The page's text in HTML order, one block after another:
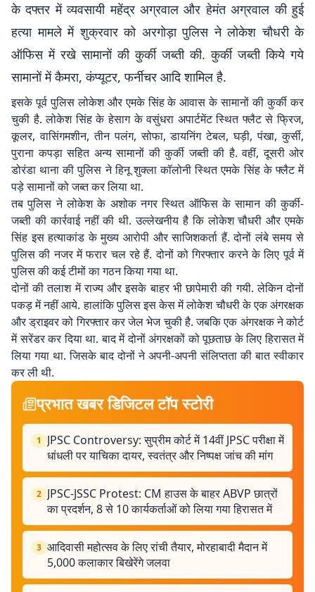
के दफ्तर में व्यवसायी महेंद्र अग्रवाल और हेमंत अग्रवाल की हुई
हत्या मामले में शुक्रवार को अरगोड़ा पुलिस ने लोकेश चौधरी के
ऑफिस में रखे सामानों की कुर्की जब्ती की. कुर्की जब्ती किये गये
सामानों में कैमरा, कंप्यूटर, फर्नीचर आदि शामिल है.
इसके पूर्व पुलिस लोकेश और एमके सिंह के आवास के सामानों की कुर्की कर
चुकी है. लोकेश सिंह के हेसाग के वसुंधरा अपार्टमेंट स्थित फ्लैट से फ्रिज,
कूलर, वासिंगमशीन, तीन पलंग, सोफा, डायनिंग टेबल, घड़ी, पंखा, कुर्सी,
पुराना कपड़ा सहित अन्य सामानों की कुर्की जब्ती की है. वहीं, दूसरी ओर
डोरंडा थाना की पुलिस ने हिनू शुक्ला कॉलोनी स्थित एमके सिंह के फ्लैट में
पड़े सामानों को जब्त कर लिया था.
तब पुलिस ने लोकेश के अशोक नगर स्थित ऑफिस के सामान की कुर्की-
जब्ती की कार्रवाई नहीं की थी. उल्लेखनीय है कि लोकेश चौधरी और एमके
सिंह इस हत्याकांड के मुख्य आरोपी और साजिशकर्ता हैं. दोनों लंबे समय से
पुलिस की नजर में फरार चल रहे हैं. दोनों को गिरफ्तार करने के लिए पूर्व में
पुलिस की कई टीमों का गठन किया गया था.
दोनों की तलाश में राज्य और इसके बाहर भी छापेमारी की गयी. लेकिन दोनों
पकड़ में नहीं आये. हालांकि पुलिस इस केस में लोकेश चौधरी के एक अंगरक्षक
और ड्राइवर को गिरफ्तार कर जेल भेज चुकी है. जबकि एक अंगरक्षक ने कोर्ट
में सरेंडर कर दिया था. बाद में दोनों अंगरक्षकों को पूछताछ के लिए हिरासत में
लिया गया था. जिसके बाद दोनों ने अपनी-अपनी संलिप्तता की बात स्वीकार
कर ली थी.
प्रभात खबर डिजिटल टॉप स्टोरी
1
JPSC Controversy: सुप्रीम कोर्ट में 14वीं JPSC परीक्षा में
धांधली पर याचिका दायर, स्वतंत्र और निष्पक्ष जांच की मांग
2 JPSC-JSSC Protest: CM हाउस के बाहर ABVP छात्रों
का प्रदर्शन, 8 से 10 कार्यकर्ताओं को लिया गया हिरासत में
3 आदिवासी महोत्सव के लिए रांची तैयार, मोरहाबादी मैदान में
5,000 कलाकार बिखेरेंगे जलवा